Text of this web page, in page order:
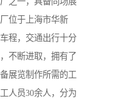
位于上海市华新
程，交通出行十分
不断进取，拥有了
展览制作所需的工
人员30余人，分为